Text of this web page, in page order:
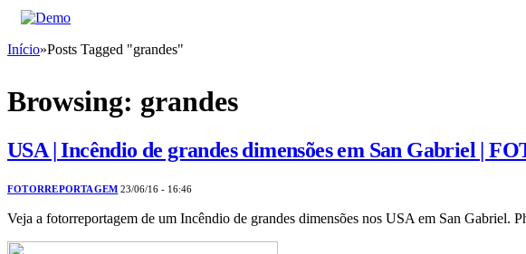
Início»Posts Tagged "grandes"
Browsing: grandes
USA | Incêndio de grandes dimensões em San Gabriel |
FOTORREPORTAGEM 23/06/16 - 16:46
Veja a fotorreportagem de um Incêndio de grandes dimensões nos USA em San